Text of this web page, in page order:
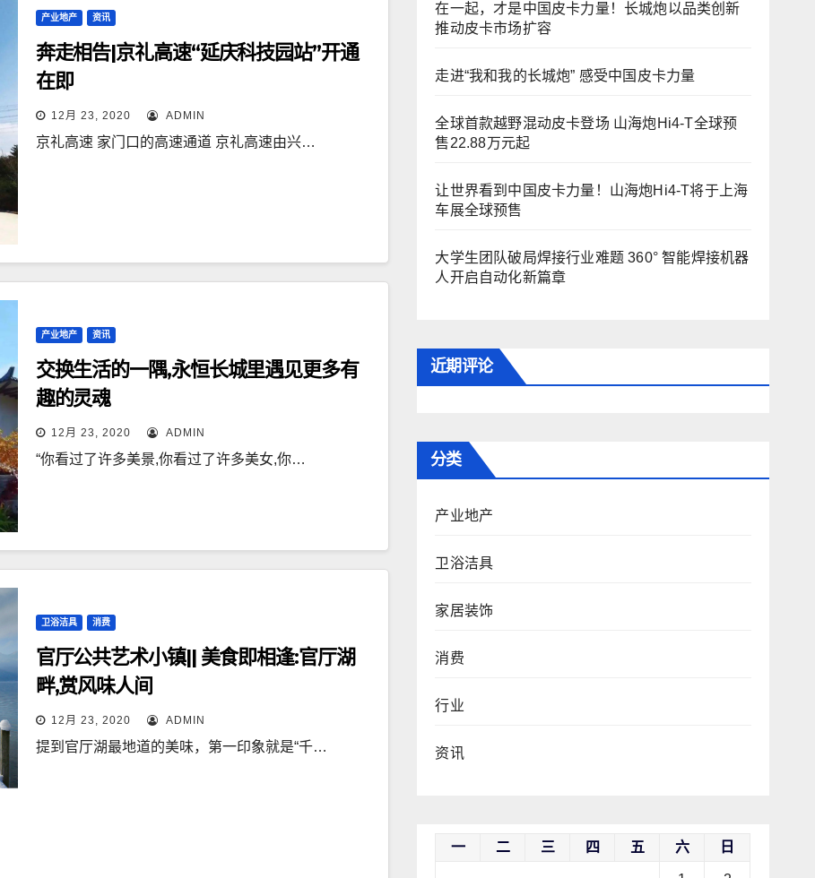
产业地产 资讯
奔走相告|京礼高速“延庆科技园站”开通
在即
12月 23, 2020 ADMIN
京礼高速 家门口的高速通道 京礼高速由兴…
产业地产 资讯
交换生活的一隅,永恒长城里遇见更多有
趣的灵魂
12月 23, 2020 ADMIN
“你看过了许多美景,你看过了许多美女,你…
卫浴洁具 消费
官厅公共艺术小镇|| 美食即相逢:官厅湖
畔,赏风味人间
12月 23, 2020 ADMIN
提到官厅湖最地道的美味，第一印象就是“千…
在一起，才是中国皮卡力量！长城炮以品类创新
推动皮卡市场扩容
走进“我和我的长城炮” 感受中国皮卡力量
全球首款越野混动皮卡登场 山海炮Hi4-T全球预
售22.88万元起
让世界看到中国皮卡力量！山海炮Hi4-T将于上海
车展全球预售
大学生团队破局焊接行业难题 360° 智能焊接机器
人开启自动化新篇章
近期评论
分类
产业地产
卫浴洁具
家居装饰
消费
行业
资讯
一 二 三 四 五 六 日